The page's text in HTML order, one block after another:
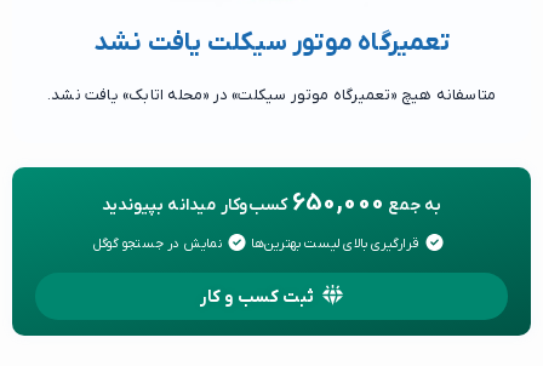
تعمیرگاه موتور سیکلت یافت نشد
متاسفانه هیچ «تعمیرگاه موتور سیکلت» در «محله اتابک» یافت نشد.
به جمع 650,000 کسب‌وکار میدانه بپیوندید
قرارگیری بالای لیست بهترین‌ها نمایش در جستجو گوگل
ثبت کسب و کار